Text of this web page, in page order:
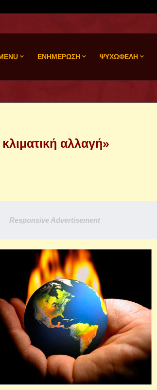
ΕΝΗΜΕΡΩΣΗ ΨΥΧΩΦΕΛΗ
αλλαγή»
Responsive Advertisement